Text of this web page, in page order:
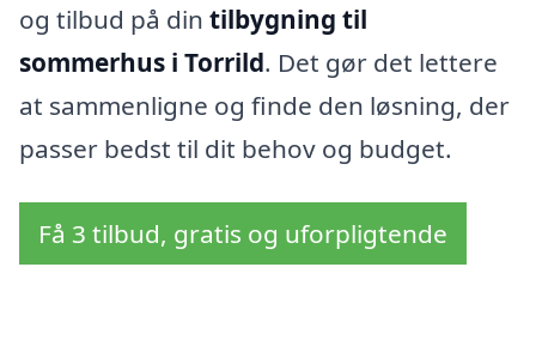
og tilbud på din tilbygning til
sommerhus i Torrild. Det gør det lettere
at sammenligne og finde den løsning, der
passer bedst til dit behov og budget.
Få 3 tilbud, gratis og uforpligtende